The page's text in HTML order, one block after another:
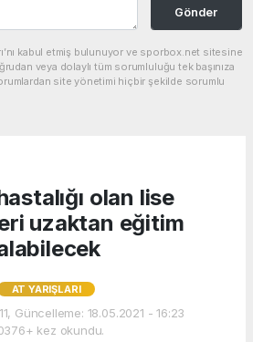
Gönder
kabul etmiş bulunuyor ve sporbox.net sitesine
veya dolaylı tüm sorumluluğu tek başınıza
site yönetimi hiçbir şekilde sorumlu
olan lise
uzaktan eğitim
AT YARIŞLARI
Güncelleme: 18.05.2021 - 16:23
kez okundu.